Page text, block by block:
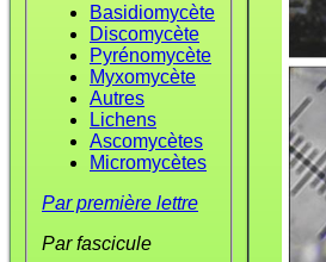
Basidiomycète
Discomycète
Pyrénomycète
Myxomycète
Autres
Lichens
Ascomycètes
Micromycètes
Par première lettre
Par fascicule